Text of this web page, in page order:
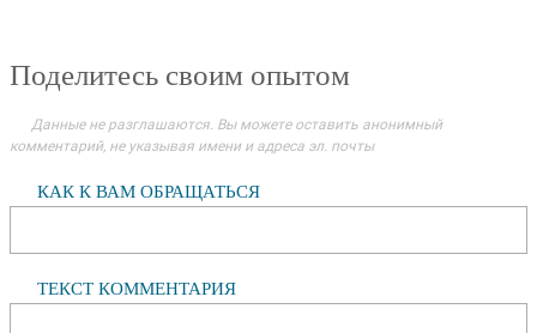
Поделитесь своим опытом
Данные не разглашаются. Вы можете оставить анонимный
комментарий, не указывая имени и адреса эл. почты
КАК К ВАМ ОБРАЩАТЬСЯ
ТЕКСТ КОММЕНТАРИЯ